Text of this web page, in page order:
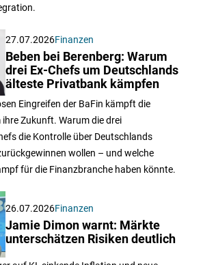
27.07.2026Finanzen
Beben bei Berenberg: Warum
drei Ex-Chefs um Deutschlands
älteste Privatbank kämpfen
Eingreifen der BaFin kämpft die
ihre Zukunft. Warum die drei
die Kontrolle über Deutschlands
wollen – und welche
für die Finanzbranche haben könnte.
26.07.2026Finanzen
Jamie Dimon warnt: Märkte
unterschätzen Risiken deutlich